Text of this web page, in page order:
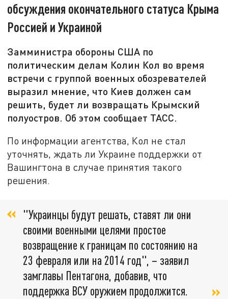
обсуждения окончательного статуса Крыма
Россией и Украиной
Замминистра обороны США по
политическим делам Колин Кол во время
встречи с группой военных обозревателей
выразил мнение, что Киев должен сам
решить, будет ли возвращать Крымский
полуостров. Об этом сообщает ТАСС.
По информации агентства, Кол не стал
уточнять, ждать ли Украине поддержки от
Вашингтона в случае принятия такого
решения.
"Украинцы будут решать, ставят ли они
своими военными целями простое
возвращение к границам по состоянию на
23 февраля или на 2014 год", – заявил
замглавы Пентагона, добавив, что
поддержка ВСУ оружием продолжится.